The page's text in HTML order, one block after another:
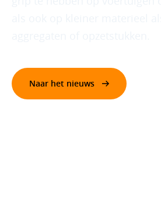
Naar het nieuws